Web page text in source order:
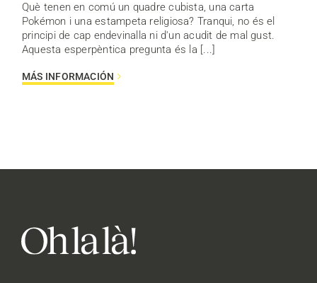
Què tenen en comú un quadre cubista, una carta
Pokémon i una estampeta religiosa? Tranqui, no és el
principi de cap endevinalla ni d'un acudit de mal gust.
Aquesta esperpèntica pregunta és la [...]
MÁS INFORMACIÓN